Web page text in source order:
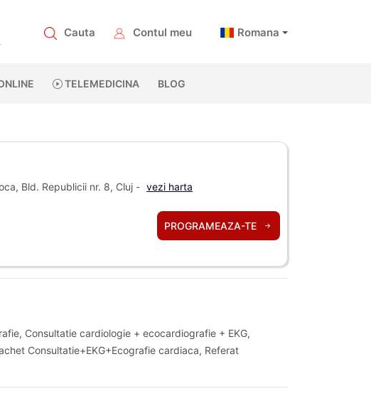
Cauta Contul meu Romana
TELEMEDICINA BLOG
Bld. Republicii nr. 8, Cluj - vezi harta
PROGRAMEAZA-TE
Consultatie cardiologie + ecocardiografie + EKG,
Consultatie+EKG+Ecografie cardiaca, Referat